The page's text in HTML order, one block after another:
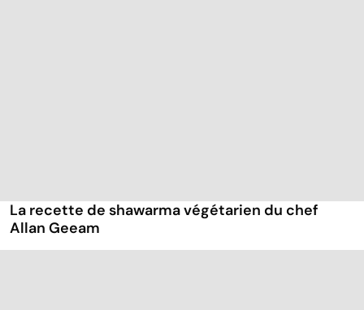
La recette de shawarma végétarien du chef
Allan Geeam